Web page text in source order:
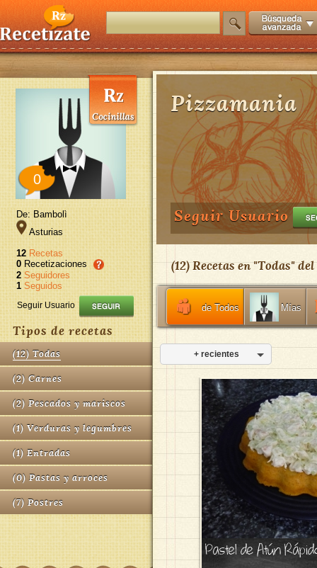
0
De: Bambolì
Asturias
12 Recetas
0 Recetizaciones
2 Seguidores
1 Seguidos
Seguir Usuario
Tipos de recetas
(12) Todas
(2) Carnes
(2) Pescados y mariscos
(1) Verduras y legumbres
(1) Entradas
(0) Pastas y arroces
(7) Postres
Pizzamania
Seguir Usuario
(12) Recetas en "Todas" del
de Todos Mías
+ recientes
Pastel de Atún